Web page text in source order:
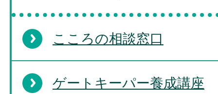
こころの相談窓口
ゲートキーパー養成講座